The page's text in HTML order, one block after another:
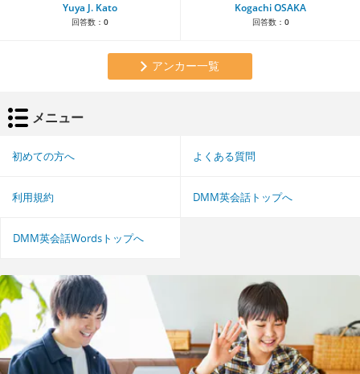
Yuya J. Kato
回答数： 0
Kogachi OSAKA
回答数： 0
アンカー一覧
メニュー
初めての方へ よくある質問
利用規約 DMM英会話トップへ
DMM英会話Wordsトップへ